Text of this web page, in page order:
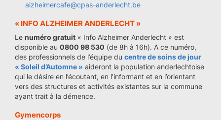
alzheimercafe@cpas-anderlecht.be
« INFO ALZHEIMER ANDERLECHT »
Le numéro gratuit « Info Alzheimer Anderlecht » est
disponible au 0800 98 530 (de 8h à 16h). A ce numéro,
des professionnels de l’équipe du centre de soins de jour
« Soleil d’Automne » aideront la population anderlechtoise
qui le désire en l’écoutant, en l’informant et en l’orientant
vers des structures et activités existantes sur la commune
ayant trait à la démence.
Gymencorps